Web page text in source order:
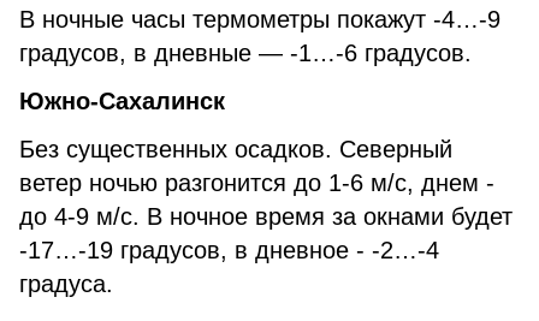
В ночные часы термометры покажут -4…-9
градусов, в дневные — -1…-6 градусов.
Южно-Сахалинск
Без существенных осадков. Северный
ветер ночью разгонится до 1-6 м/с, днем -
до 4-9 м/с. В ночное время за окнами будет
-17…-19 градусов, в дневное - -2…-4
градуса.